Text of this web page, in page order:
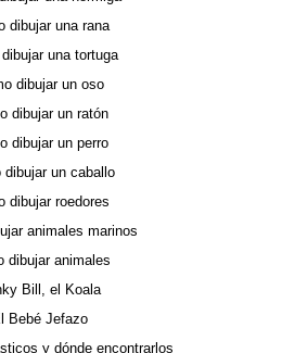
dibujar una rana
una tortuga
dibujar un oso
dibujar un ratón
dibujar un perro
dibujar un caballo
dibujar roedores
animales marinos
dibujar animales
Bill, el Koala
Bebé Jefazo
y dónde encontrarlos